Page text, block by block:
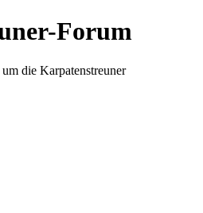
Forum
die Karpatenstreuner